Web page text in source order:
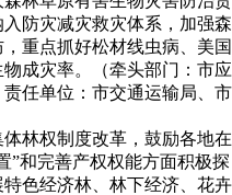
防灾减灾救灾体系，加强森
重点抓好松材线虫病、美国
成灾率。（牵头部门：市应
任单位：市交通运输局、市
体林权制度改革，鼓励各地在
”和完善产权权能方面积极探
色经济林、林下经济、花卉